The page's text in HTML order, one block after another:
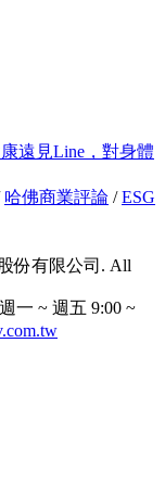
遠見Line，對身體
哈佛商業評論 /ESG
份有限公司. All
一 ~ 週五 9:00 ~